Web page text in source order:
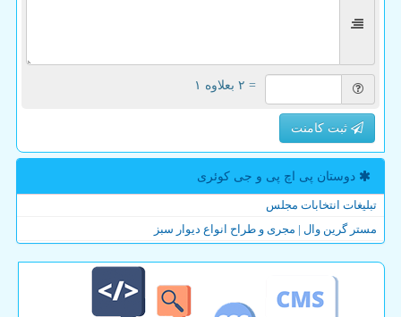
= ۲ بعلاوه ۱
ثبت کامنت
دوستان پی اچ پی و جی كوئری
تبلیغات انتخابات مجلس
مستر گرین وال | مجری و طراح انواع دیوار سبز